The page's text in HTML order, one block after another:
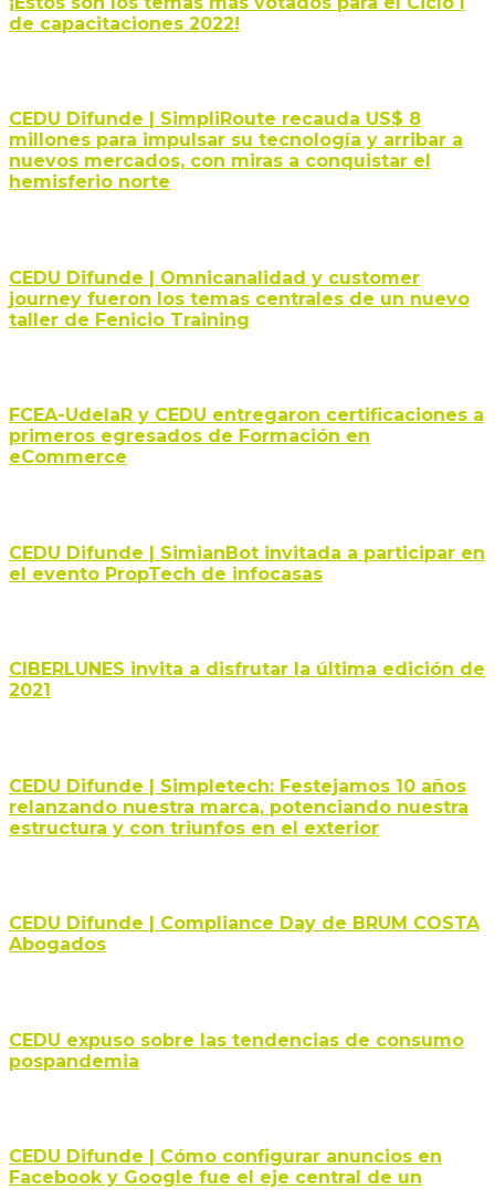
de capacitaciones 2022!
CEDU Difunde | SimpliRoute recauda US$ 8
millones para impulsar su tecnología y arribar a
nuevos mercados, con miras a conquistar el
hemisferio norte
CEDU Difunde | Omnicanalidad y customer
journey fueron los temas centrales de un nuevo
taller de Fenicio Training
FCEA-UdelaR y CEDU entregaron certificaciones a
primeros egresados de Formación en
eCommerce
CEDU Difunde | SimianBot invitada a participar en
el evento PropTech de infocasas
CIBERLUNES invita a disfrutar la última edición de
2021
CEDU Difunde | Simpletech: Festejamos 10 años
relanzando nuestra marca, potenciando nuestra
estructura y con triunfos en el exterior
CEDU Difunde | Compliance Day de BRUM COSTA
Abogados
CEDU expuso sobre las tendencias de consumo
pospandemia
CEDU Difunde | Cómo configurar anuncios en
Facebook y Google fue el eje central de un